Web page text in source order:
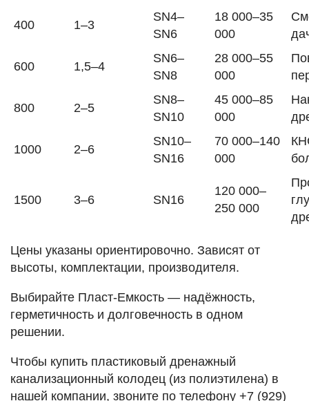
400 1–3
SN4–
SN6
18 000–35
000
600 1,5–4
SN6–
SN8
28 000–55
000
800 2–5
SN8–
SN10
45 000–85
000
1000 2–6
SN10–
SN16
70 000–140
000
1500 3–6 SN16
120 000–
250 000
Цены указаны ориентировочно. Зависят от
высоты, комплектации, производителя.
Выбирайте Пласт-Емкость — надёжность,
герметичность и долговечность в одном
решении.
Чтобы купить пластиковый дренажный
канализационный колодец (из полиэтилена) в
нашей компании, звоните по телефону +7 (929)